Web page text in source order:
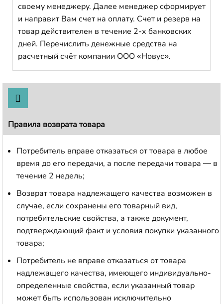
своему менеджеру. Далее менеджер сформирует
и направит Вам счет на оплату. Счет и резерв на
товар действителен в течение 2-х банковских
дней. Перечислить денежные средства на
расчетный счёт компании ООО «Новус».
Правила возврата товара
Потребитель вправе отказаться от товара в любое
время до его передачи, а после передачи товара — в
течение 2 недель;
Возврат товара надлежащего качества возможен в
случае, если сохранены его товарный вид,
потребительские свойства, а также документ,
подтверждающий факт и условия покупки указанного
товара;
Потребитель не вправе отказаться от товара
надлежащего качества, имеющего индивидуально-
определенные свойства, если указанный товар
может быть использован исключительно